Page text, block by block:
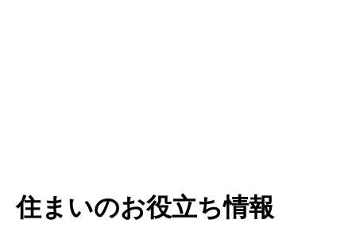
住まいのお役立ち情報